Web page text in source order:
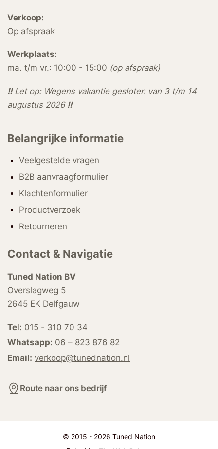
Verkoop:
Op afspraak
Werkplaats:
ma. t/m vr.: 10:00 - 15:00 (op afspraak)
!!Let op: Wegens vakantie gesloten van 3 t/m 14
augustus 2026 !!
Belangrijke informatie
Veelgestelde vragen
B2B aanvraagformulier
Klachtenformulier
Productverzoek
Retourneren
Contact & Navigatie
Tuned Nation BV
Overslagweg 5
2645 EK Delfgauw
Tel: 015 - 310 70 34
Whatsapp: 06 – 823 876 82
Email: verkoop@tunednation.nl
Route naar ons bedrijf
© 2015 - 2026 Tuned Nation